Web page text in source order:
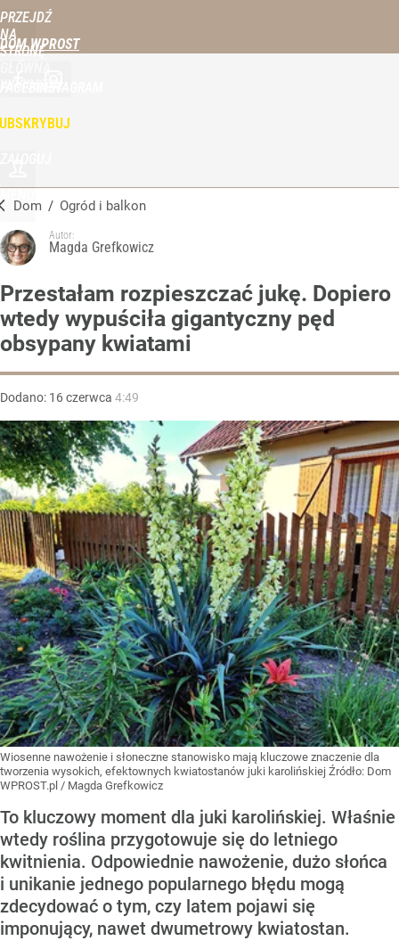
PRZEJDŹ
NA
STRONĘ
DOM WPROST
Dom / Ogród i balkon
Autor:
Magda Grefkowicz
Przestałam rozpieszczać jukę. Dopiero
wtedy wypuściła gigantyczny pęd
obsypany kwiatami
Dodano: 16czerwca 4:49
Wiosenne nawożenie i słoneczne stanowisko mają kluczowe znaczenie dla
tworzenia wysokich, efektownych kwiatostanów juki karolińskiej Źródło: Dom
WPROST.pl / Magda Grefkowicz
To kluczowy moment dla juki karolińskiej. Właśnie
wtedy roślina przygotowuje się do letniego
kwitnienia. Odpowiednie nawożenie, dużo słońca
i unikanie jednego popularnego błędu mogą
zdecydować o tym, czy latem pojawi się
imponujący, nawet dwumetrowy kwiatostan.